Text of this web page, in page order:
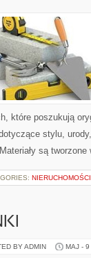
które poszukują
stylu,
są
NIERUCHOMOŚCI
BY ADMIN MAJ -